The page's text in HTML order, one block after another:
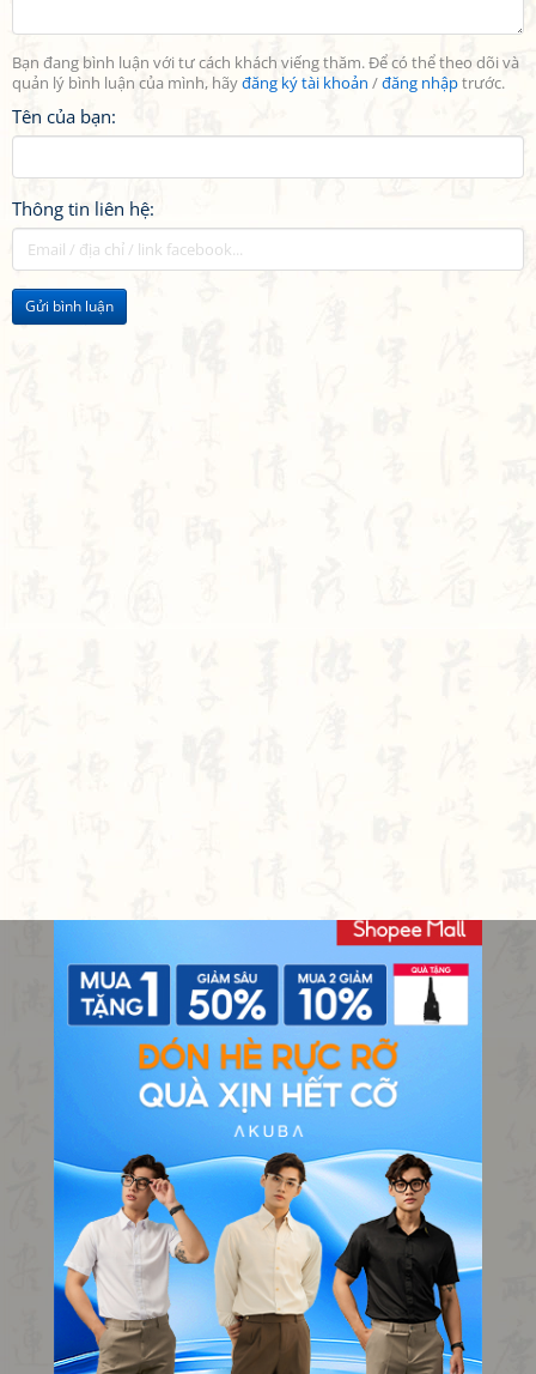
Bạn đang bình luận với tư cách khách viếng thăm. Để có thể theo dõi và
quản lý bình luận của mình, hãyđăng ký tài khoản /đăng nhậptrước.
Tên của bạn:
Thông tin liên hệ:
Gửi bình luận